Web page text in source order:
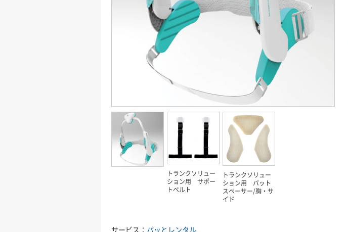
トランクソリュー
ション用 サポー
トベルト
トランクソリュー
ション用 パット
スペーサー/胸・サ
イド
サービス： パッとレンタル